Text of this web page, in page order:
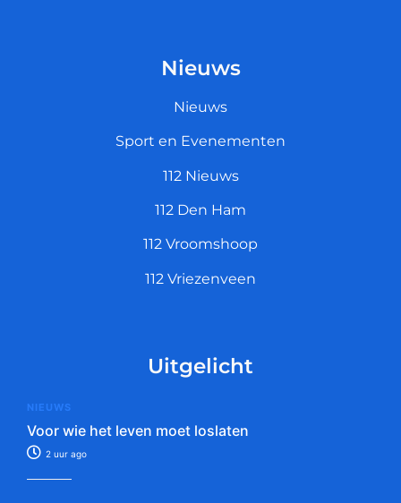
Nieuws
Nieuws
Sport en Evenementen
112 Nieuws
112 Den Ham
112 Vroomshoop
112 Vriezenveen
Uitgelicht
NIEUWS
Voor wie het leven moet loslaten
2 uur ago